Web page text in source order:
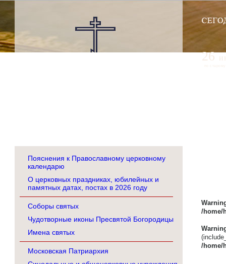
Пояснения к Православному церковному
календарю
О церковных праздниках, юбилейных и
памятных датах, постах в 2026 году
Соборы святых
Чудотворные иконы Пресвятой Богородицы
Имена святых
Московская Патриархия
/home/
/home/
26
по